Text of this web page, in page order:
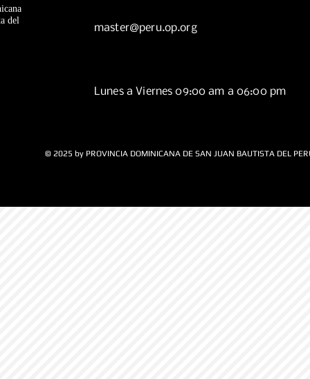
del
master@peru.op.org
Lunes a Viernes 09:00 am a 06:00 pm
© 2025 by PROVINCIA DOMINICANA DE SAN JUAN BAUTISTA DEL